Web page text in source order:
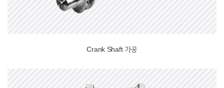
Crank Shaft 가공